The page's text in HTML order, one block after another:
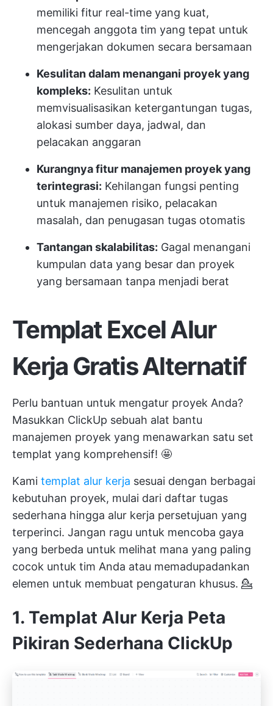
memiliki fitur real-time yang kuat,
mencegah anggota tim yang tepat untuk
mengerjakan dokumen secara bersamaan
Kesulitan dalam menangani proyek yang
kompleks: Kesulitan untuk
memvisualisasikan ketergantungan tugas,
alokasi sumber daya, jadwal, dan
pelacakan anggaran
Kurangnya fitur manajemen proyek yang
terintegrasi: Kehilangan fungsi penting
untuk manajemen risiko, pelacakan
masalah, dan penugasan tugas otomatis
Tantangan skalabilitas: Gagal menangani
kumpulan data yang besar dan proyek
yang bersamaan tanpa menjadi berat
Templat Excel Alur
Kerja Gratis Alternatif
Perlu bantuan untuk mengatur proyek Anda?
Masukkan ClickUp sebuah alat bantu
manajemen proyek yang menawarkan satu set
templat yang komprehensif! 🤩
Kami templat alur kerja sesuai dengan berbagai
kebutuhan proyek, mulai dari daftar tugas
sederhana hingga alur kerja persetujuan yang
terperinci. Jangan ragu untuk mencoba gaya
yang berbeda untuk melihat mana yang paling
cocok untuk tim Anda atau memadupadankan
elemen untuk membuat pengaturan khusus. 💁
1. Templat Alur Kerja Peta
Pikiran Sederhana ClickUp